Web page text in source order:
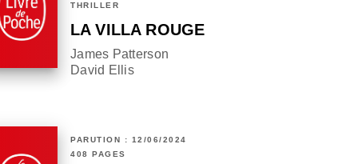
THRILLER
LA VILLA ROUGE
James Patterson
David Ellis
PARUTION : 12/06/2024
408 PAGES